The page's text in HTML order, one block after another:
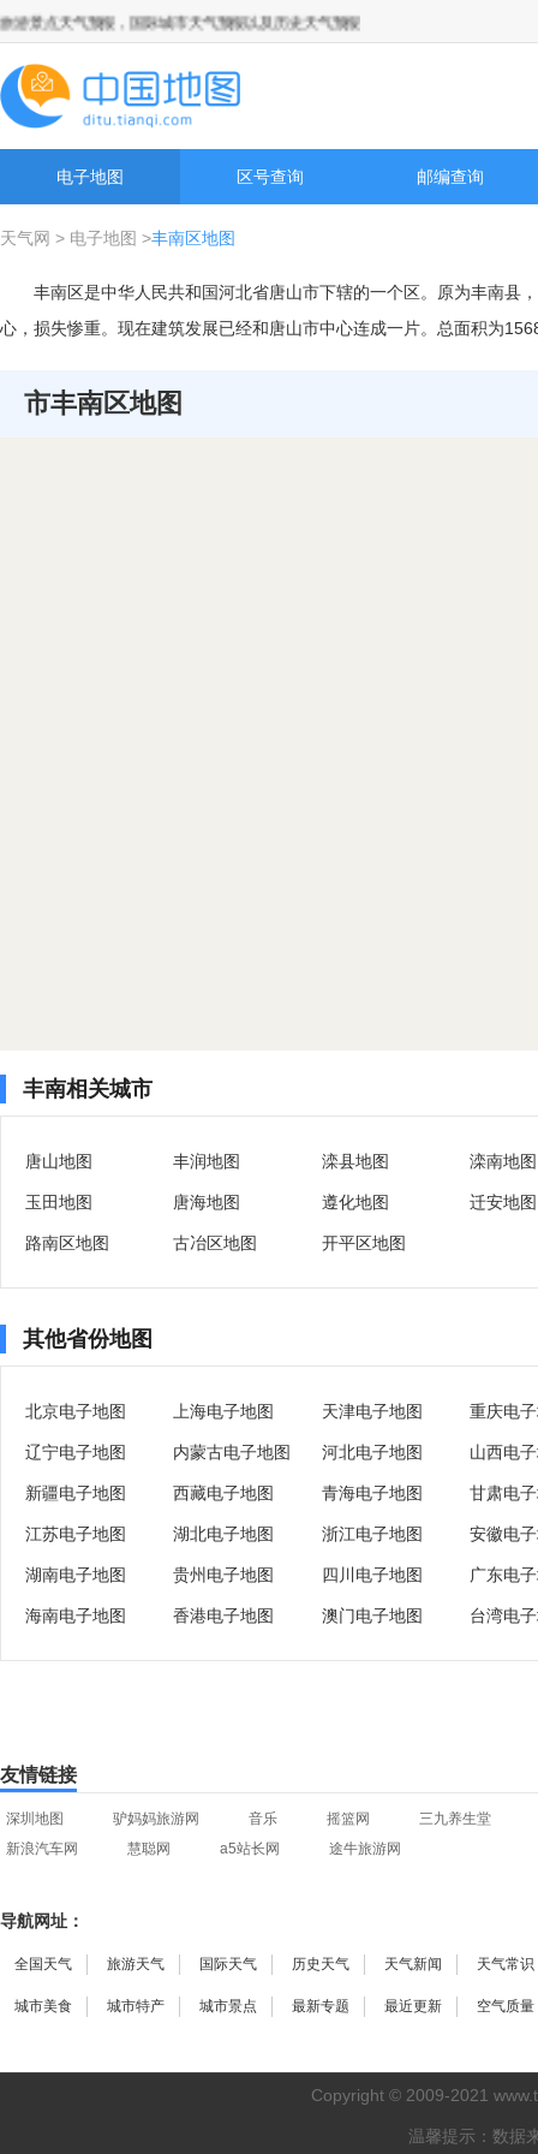
点天气预报，国际城市天气预报以及历史天气预报查询
电子地图 区号查询 邮编查询
天气网 > 电子地图 >丰南区地图
丰南区是中华人民共和国河北省唐山市下辖的一个区。原为丰南县
心，损失惨重。现在建筑发展已经和唐山市中心连成一片。总面积为
市丰南区地图
丰南相关城市
唐山地图 丰润地图 滦县地图 滦南地图
玉田地图 唐海地图 遵化地图 迁安地图
路南区地图 古冶区地图 开平区地图
其他省份地图
北京电子地图 上海电子地图 天津电子地图 重庆电
辽宁电子地图 内蒙古电子地图 河北电子地图 山西电
新疆电子地图 西藏电子地图 青海电子地图 甘肃电
江苏电子地图 湖北电子地图 浙江电子地图 安徽电
湖南电子地图 贵州电子地图 四川电子地图 广东电
海南电子地图 香港电子地图 澳门电子地图 台湾电
友情链接
深圳地图 驴妈妈旅游网 音乐 摇篮网
三九养生堂
新浪汽车网
慧聪网 a5站长网 途牛旅游网
导航网址：
全国天气 旅游天气 国际天气 历史天气 天气新闻 天气常识
城市美食 城市特产 城市景点 最新专题 最近更新 空气质量
Copyright © 2009-2021
温馨提示：数据